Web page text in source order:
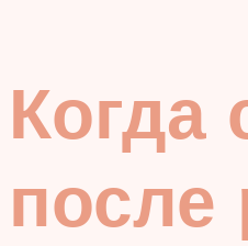
Когда
после